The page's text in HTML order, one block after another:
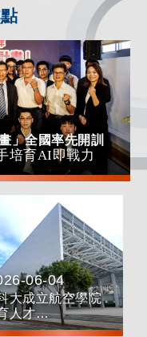
」全國率先開訓
培育AI即戰力
：
06-04
大成立航空學院
人才